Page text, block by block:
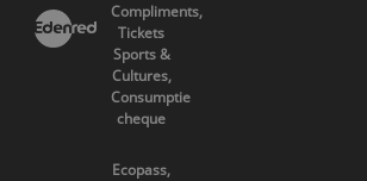
Compliments,
Tickets
Sports &
Cultures,
Consumptie
cheque
Ecopass,